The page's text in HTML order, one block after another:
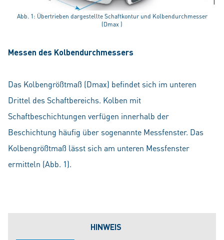
Abb. 1: Übertrieben dargestellte Schaftkontur und Kolbendurchmesser
(Dmax )
Messen des Kolbendurchmessers
Das Kolbengrößtmaß (Dmax) befindet sich im unteren
Drittel des Schaftbereichs. Kolben mit
Schaftbeschichtungen verfügen innerhalb der
Beschichtung häufig über sogenannte Messfenster. Das
Kolbengrößtmaß lässt sich am unteren Messfenster
ermitteln (Abb. 1).
HINWEIS